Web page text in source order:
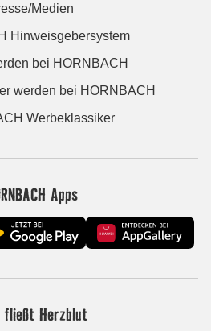
Medien
Hinweisgebersystem
bei HORNBACH
werden bei HORNBACH
Werbeklassiker
Apps
fließt Herzblut